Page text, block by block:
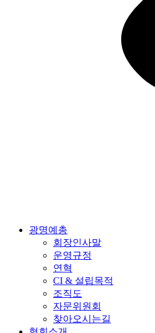
광명예총
회장인사말
운영규정
연혁
CI & 설립목적
조직도
자문위원회
찾아오시는길